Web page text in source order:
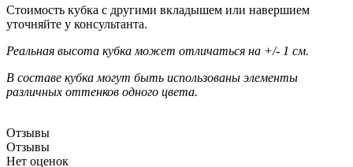
Стоимость кубка с другими вкладышем или навершием
уточняйте у консультанта.
Реальная высота кубка может отличаться на +/- 1 см.
В составе кубка могут быть использованы элементы
различных оттенков одного цвета.
Отзывы
Отзывы
Нет оценок